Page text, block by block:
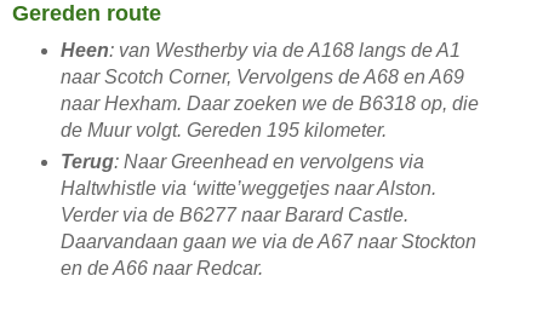
Gereden route
Heen: van Westherby via de A168 langs de A1
naar Scotch Corner, Vervolgens de A68 en A69
naar Hexham. Daar zoeken we de B6318 op, die
de Muur volgt. Gereden 195 kilometer.
Terug: Naar Greenhead en vervolgens via
Haltwhistle via ‘witte’weggetjes naar Alston.
Verder via de B6277 naar Barard Castle.
Daarvandaan gaan we via de A67 naar Stockton
en de A66 naar Redcar.